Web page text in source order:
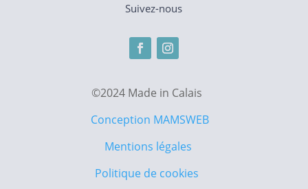
Suivez-nous
©2024 Made in Calais
Conception MAMSWEB
Mentions légales
Politique de cookies